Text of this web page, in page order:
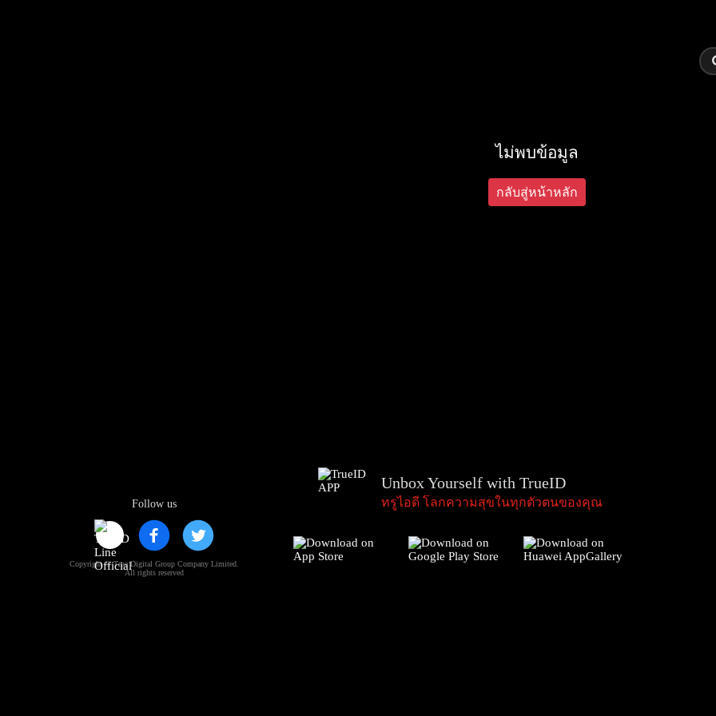
ไม่พบข้อมูล
กลับสู่หน้าหลัก
Follow us
Copyright © True Digital Group Company Limited.
All rights reserved
Unbox Yourself with TrueID
ทรูไอดี โลกความสุขในทุกตัวตนของคุณ